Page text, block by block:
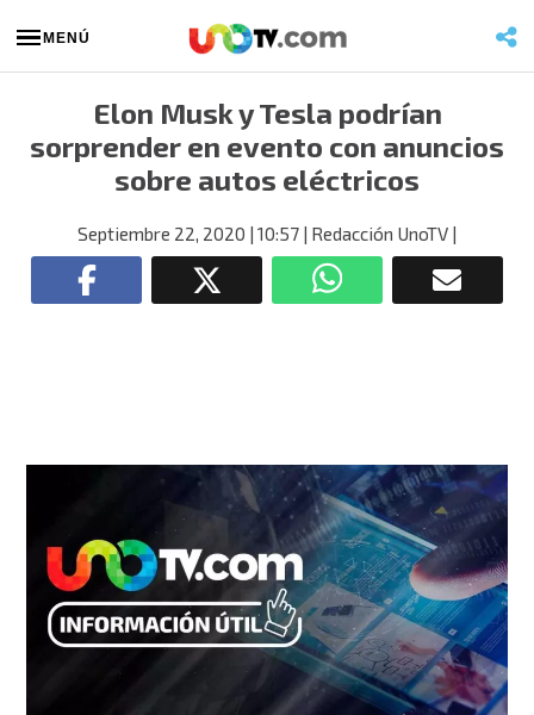
MENÚ
Elon Musk y Tesla podrían
sorprender en evento con anuncios
sobre autos eléctricos
Septiembre 22, 2020 | 10:57 | Redacción UnoTV |